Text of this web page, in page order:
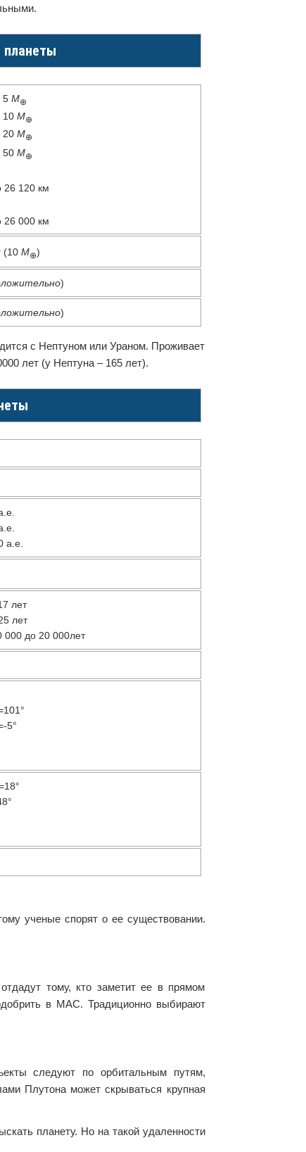
планеты
5M⊕
10M⊕
20M⊕
50M⊕
26 120 км
26 000 км
(10M⊕)
)
)
с Нептуном или Ураном. Проживает
лет (у Нептуна – 165 лет).
а.е.
лет
лет
000 до 20 000лет
5°
ученые спорят о ее существовании.
тому, кто заметит ее в прямом
в МАС. Традиционно выбирают
следуют по орбитальным путям,
Плутона может скрываться крупная
планету. Но на такой удаленности